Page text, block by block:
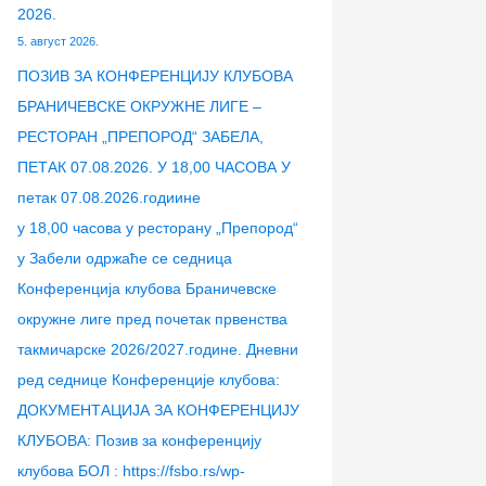
2026.
5. август 2026.
ПОЗИВ ЗА КОНФЕРЕНЦИЈУ КЛУБОВА
БРАНИЧЕВСКЕ ОКРУЖНЕ ЛИГЕ –
РЕСТОРАН „ПРЕПОРОД“ ЗАБЕЛА,
ПЕТАК 07.08.2026. У 18,00 ЧАСОВА У
петак 07.08.2026.годиине
у 18,00 часова у ресторану „Препород“
у Забели одржаће се седница
Конференција клубова Браничевске
окружне лиге пред почетак првенства
такмичарске 2026/2027.године. Дневни
ред седнице Конференције клубова:
ДОКУМЕНТАЦИЈА ЗА КОНФЕРЕНЦИЈУ
КЛУБОВА: Позив за конференцију
клубова БОЛ : https://fsbo.rs/wp-